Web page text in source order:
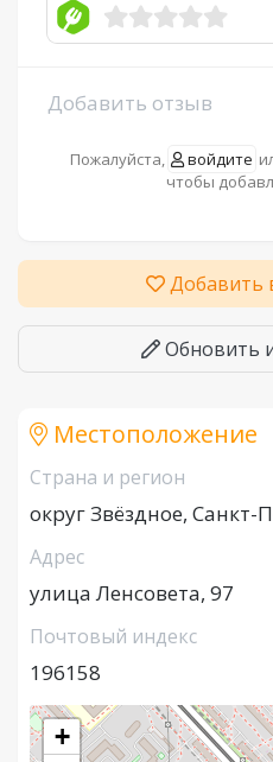
Добавить отзыв
Пожалуйста, войдите
чтобы
Добавить
Обновить
Местоположение
Страна и регион
округ Звёздное, Санкт-
Адрес
улица Ленсовета, 97
Почтовый индекс
196158
+